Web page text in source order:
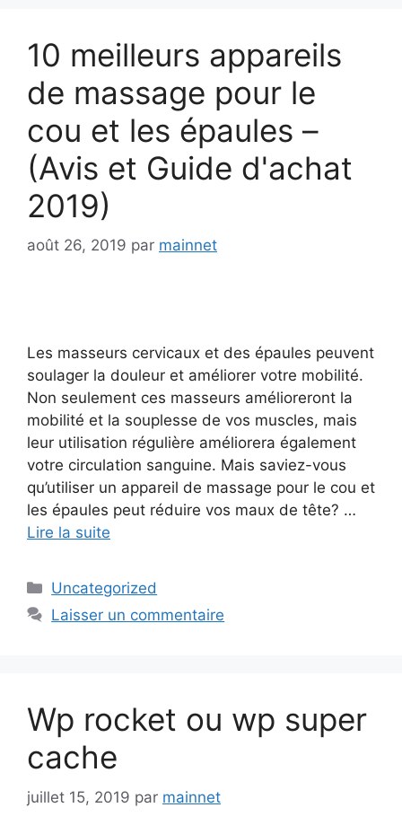
10 meilleurs appareils
de massage pour le
cou et les épaules –
(Avis et Guide d'achat
2019)
août 26, 2019 par mainnet
Les masseurs cervicaux et des épaules peuvent
soulager la douleur et améliorer votre mobilité.
Non seulement ces masseurs amélioreront la
mobilité et la souplesse de vos muscles, mais
leur utilisation régulière améliorera également
votre circulation sanguine. Mais saviez-vous
qu’utiliser un appareil de massage pour le cou et
les épaules peut réduire vos maux de tête? …
Lire la suite
Catégories
Uncategorized
Laisser un commentaire
Wp rocket ou wp super
cache
juillet 15, 2019 par mainnet